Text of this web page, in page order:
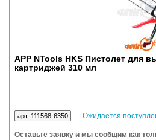
APP NTools HKS Пистолет для
картриджей 310 мл
арт. 111568-6350 Ожидается
Оставьте заявку и мы сообщим как